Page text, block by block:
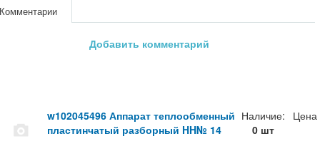
Добавить комментарий
w102045496 Аппарат теплообменный
пластинчатый разборный HH№ 14
Наличие:
0 шт
Цена